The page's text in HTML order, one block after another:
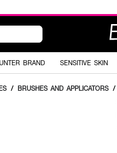
BRAND SENSITIVE SKIN
/ BRUSHES AND APPLICATORS /